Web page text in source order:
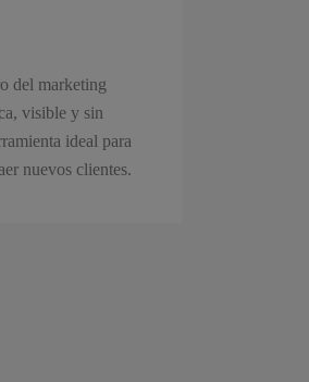
del marketing
visible y sin
ideal para
nuevos clientes.